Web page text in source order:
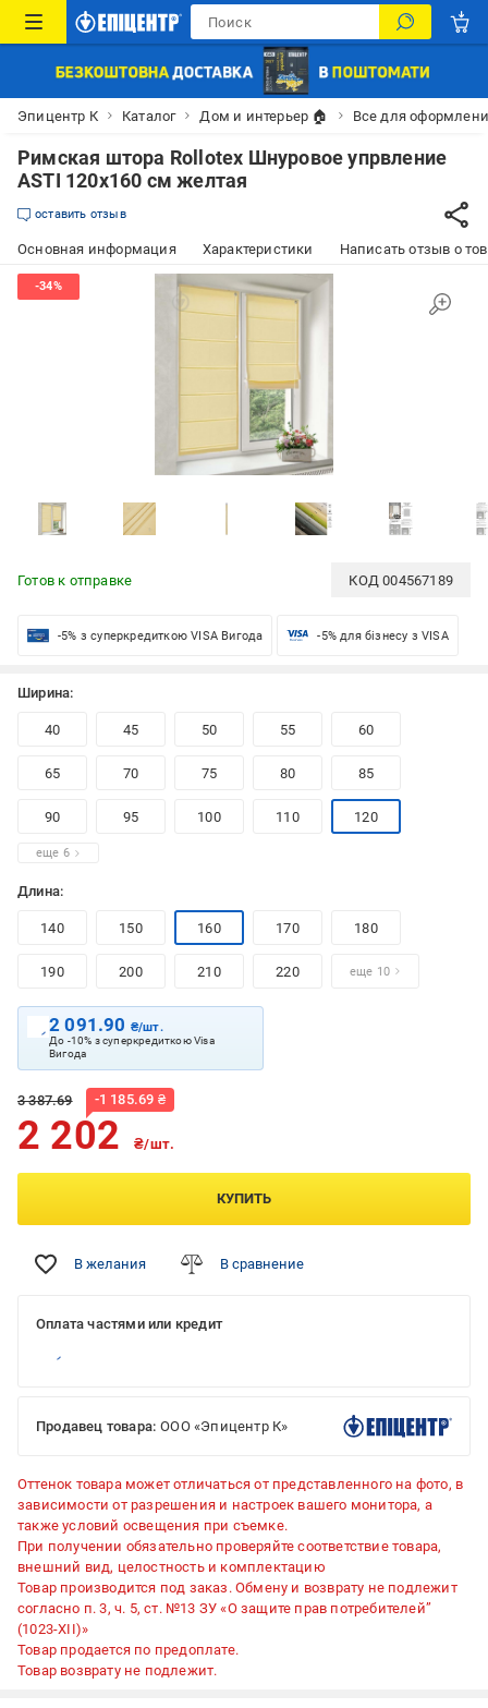
Эпицентр К Каталог Дом и интерьер 🏠 Все для
Римская штора Rollotex Шнуровое упрвление
ASTI 120x160 см желтая
оставить отзыв
Основная информация Характеристики Написать отзыв о
Готов к отправке КОД004567189
-5% з суперкредиткою VISA Вигода -5% для бізнесу з VISA
Ширина:
40 45 50 55 60
65 70 75 80 85
90 95 100 110 120
еще 6
Длина:
140 150 160 170 180
190 200 210 220 еще 10
2 091.90 ₴/шт.
До -10% з суперкредиткою Visa
Вигода
3 387.69 -1 185.69 ₴
2 202 ₴/шт.
КУПИТЬ
В желания В сравнение
Оплата частями или кредит
Продавец товара: ООО «Эпицентр К»
Оттенок товара может отличаться от представленного на фото, в
зависимости от разрешения и настроек вашего монитора, а
также условий освещения при съемке.
При получении обязательно проверяйте соответствие товара,
внешний вид, целостность и комплектацию
Товар производится под заказ. Обмену и возврату не подлежит
согласно п. 3, ч. 5, ст. №13 ЗУ «О защите прав потребителей”
(1023-XII)»
Товар продается по предоплате.
Товар возврату не подлежит.